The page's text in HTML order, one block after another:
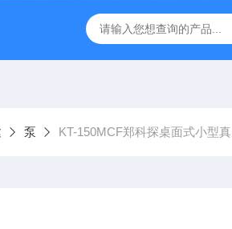
定制不锈钢真空腔体 KT-
泵 KT-150MCF郑科探桌面式小型